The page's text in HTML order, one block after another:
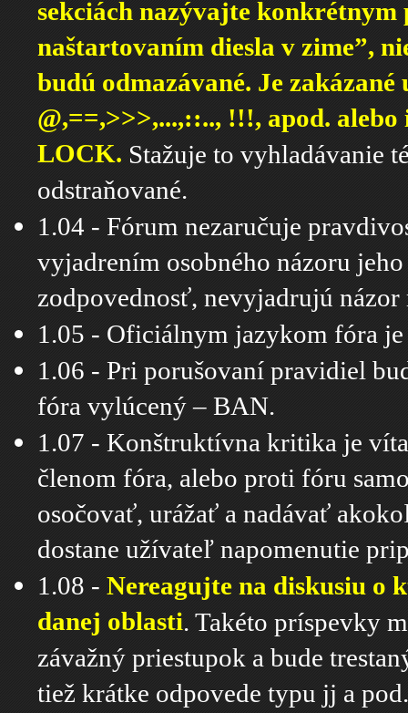
sekciách nazývajte konkrétnym
naštartovaním diesla v zime”,
budú odmazávané. Je
@,==,>>>,...,::.., !!!, apod.
LOCK. Stažuje to vyhladávanie
odstraňované.
1.04 - Fórum nezaručuje
vyjadrením osobného názoru
zodpovednosť, nevyjadrujú
1.05 - Oficiálnym jazykom fóra
1.06 - Pri porušovaní pravidiel
fóra vylúcený – BAN.
1.07 - Konštruktívna kritika je
členom fóra, alebo proti fóru
osočovať, urážať a nadávať
dostane užívateľ napomenutie
1.08 - Nereagujte na diskusiu o
danej oblasti. Takéto príspevky
závažný priestupok a bude
tiež krátke odpovede typu jj a